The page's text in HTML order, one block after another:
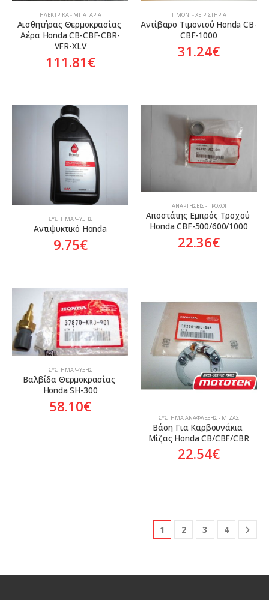
ΗΛΕΚΤΡΙΚΆ - ΜΠΑΤΑΡΊΑ
Αισθητήρας Θερμοκρασίας
Αέρα Honda CB-CBF-CBR-
VFR-XLV
111.81€
ΤΙΜΌΝΙ - ΧΕΙΡΙΣΤΉΡΙΑ
Αντίβαρο Τιμονιού Honda CB-
CBF-1000
31.24€
ΣΎΣΤΗΜΑ ΨΎΞΗΣ
Αντιψυκτικό Honda
9.75€
ΑΝΑΡΤΉΣΕΙΣ - ΤΡΟΧΟΊ
Αποστάτης Εμπρός Τροχού
Honda CBF-500/600/1000
22.36€
ΣΎΣΤΗΜΑ ΨΎΞΗΣ
Βαλβίδα Θερμοκρασίας
Honda SH-300
58.10€
ΣΎΣΤΗΜΑ ΑΝΆΦΛΕΞΗΣ - ΜΊΖΑΣ
Βάση Για Καρβουνάκια
Μίζας Honda CB/CBF/CBR
22.54€
1 2 3 4